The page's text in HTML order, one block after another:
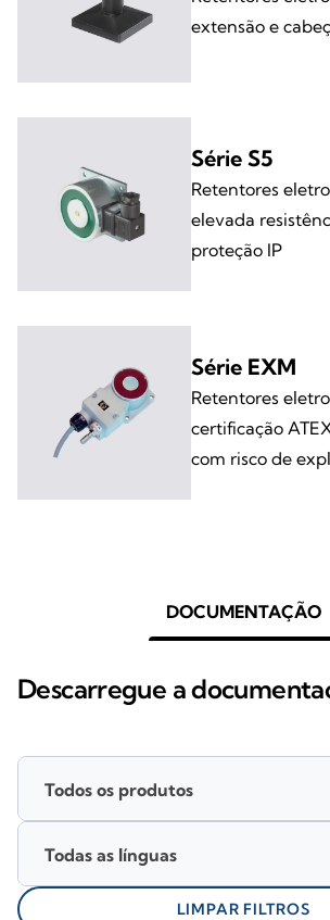
extensão e
Série S5
Retentores
elevada
proteção IP
Série EXM
Retentores
certificação
com risco de
DOCUMENTAÇÃO
Descarregue a
Todos os produtos
Todas as línguas
LIMPAR FILTROS